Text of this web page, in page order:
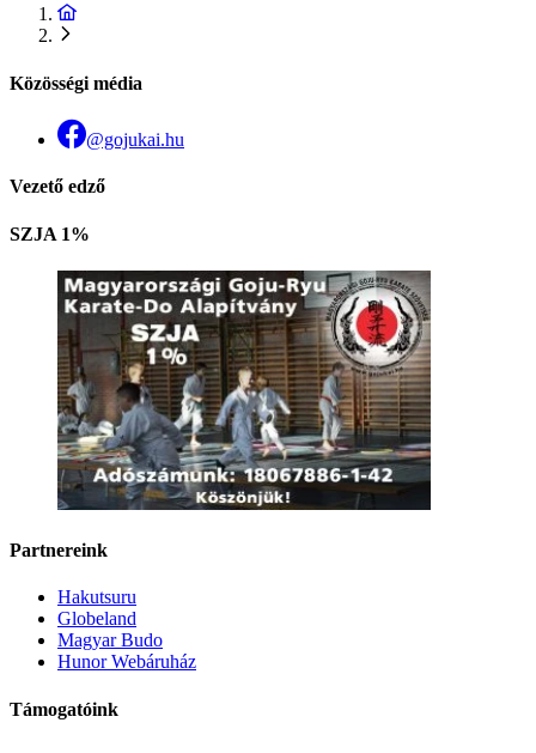
Közösségi média
@gojukai.hu
Vezető edző
SZJA 1%
Partnereink
Hakutsuru
Globeland
Magyar Budo
Hunor Webáruház
Támogatóink